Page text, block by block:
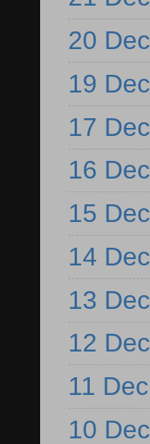
20 Dec
19 Dec
17 Dec
16 Dec
15 Dec
14 Dec
13 Dec
12 Dec
11 Dec
10 Dec